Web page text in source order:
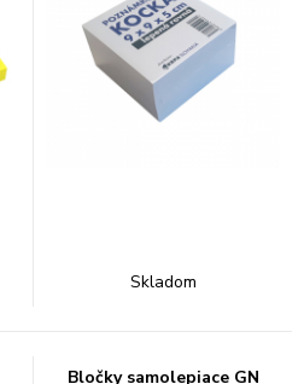
Skladom
Bločky samolepiace GN